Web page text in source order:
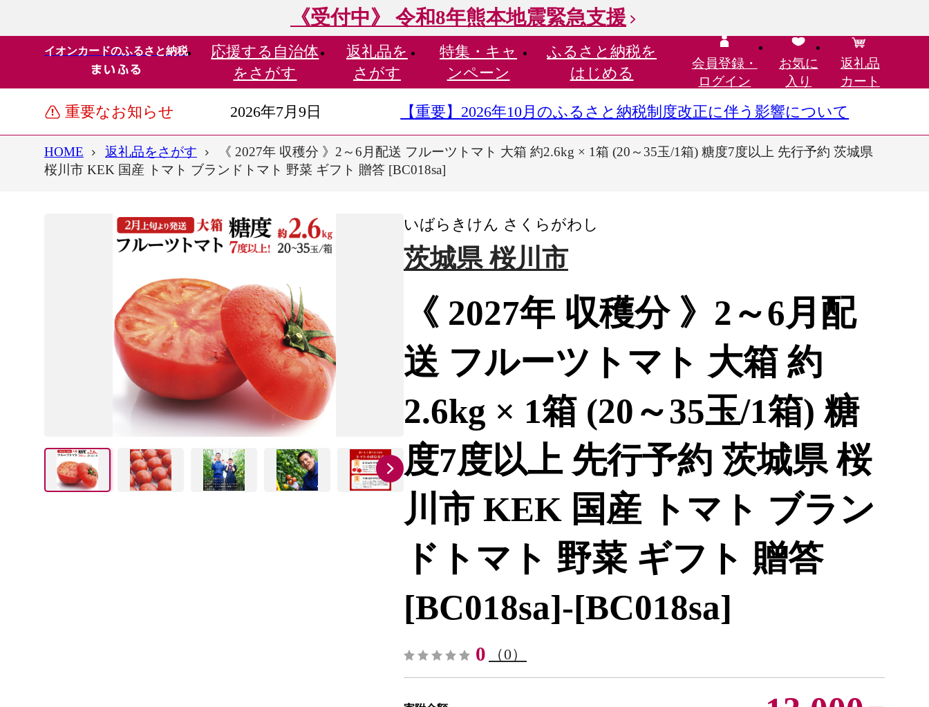
《受付中》 令和8年熊本地震緊急支援
イオンカードのふるさと納税 応援する 自治体
をさがす
返礼品を
さがす
特集・ キャ
ンペーン
ふるさと納税を
はじめる
会員登録・
ログイン
お気に
入り
返礼品
カート
重要なお知らせ 2026年7月9日 【重要】2026年10月のふるさと納税制度改正に伴う影響について
HOME 返礼品をさがす
《 2027年 収穫分 》2～6月配送 フルーツトマト 大箱 約2.6kg × 1箱 (20～35玉/1箱) 糖度7度以上 先行予約 茨城県
桜川市 KEK 国産 トマト ブランドトマト 野菜 ギフト 贈答 [BC018sa]
いばらきけん さくらがわし
茨城県 桜川市
《 2027年 収穫分 》2～6月配
送 フルーツトマト 大箱 約
2.6kg × 1箱 (20～35玉/1箱) 糖
度7度以上 先行予約 茨城県 桜
川市 KEK 国産 トマト ブラン
ドトマト 野菜 ギフト 贈答
[BC018sa]-[BC018sa]
0 （0）